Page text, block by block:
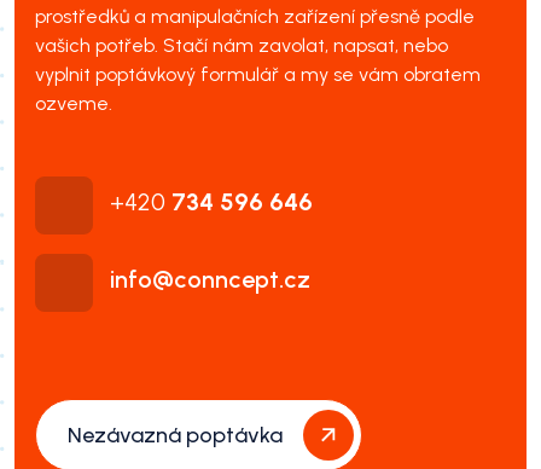
prostředků a manipulačních zařízení přesně podle
vašich potřeb. Stačí nám zavolat, napsat, nebo
vyplnit poptávkový formulář a my se vám obratem
ozveme.
+420 734 596 646
info@conncept.cz
Nezávazná poptávka